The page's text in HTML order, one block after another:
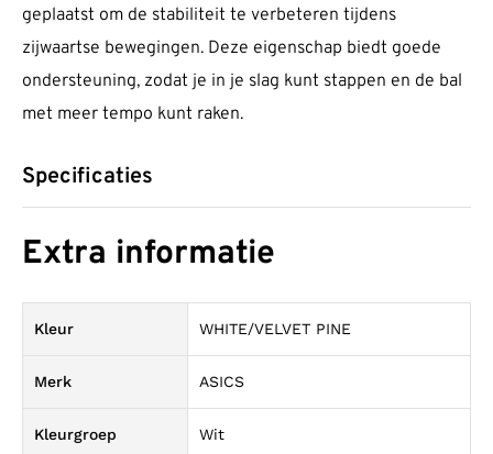
geplaatst om de stabiliteit te verbeteren tijdens
zijwaartse bewegingen. Deze eigenschap biedt goede
ondersteuning, zodat je in je slag kunt stappen en de bal
met meer tempo kunt raken.
Specificaties
Extra informatie
Kleur WHITE/VELVET PINE
Merk ASICS
Kleurgroep Wit